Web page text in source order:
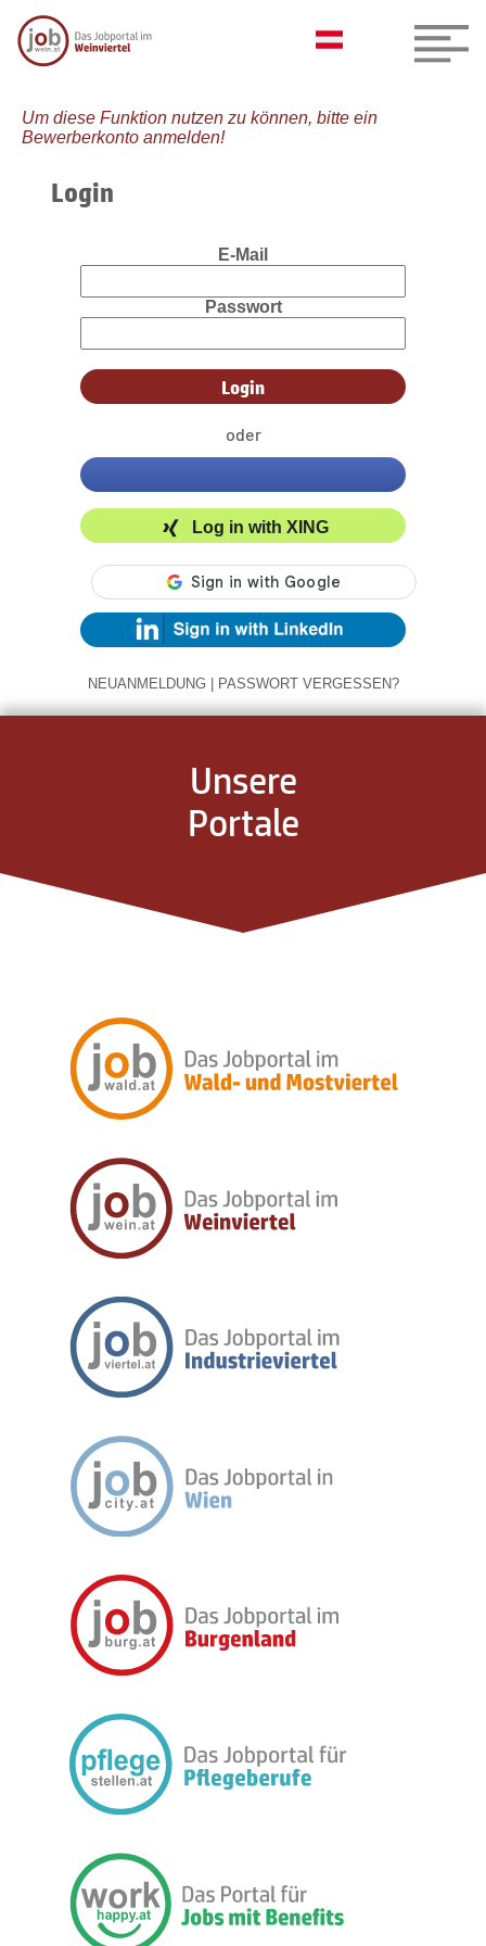
Um diese Funktion nutzen zu können, bitte ein
Bewerberkonto anmelden!
Login
E-Mail
Passwort
oder
Log in with XING
NEUANMELDUNG | PASSWORT VERGESSEN?
Unsere
Portale